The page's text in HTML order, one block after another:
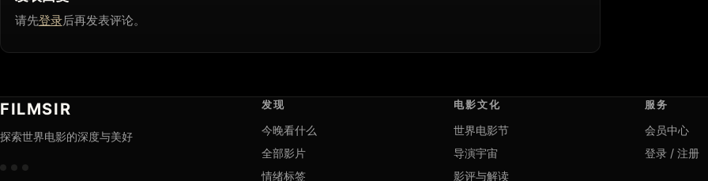
请先登录后再发表评论。
FILMSIR
探索世界电影的深度与美好
发现
今晚看什么
全部影片
情绪标签
电影文化
世界电影节
导演宇宙
影评与解读
服务
会员中心
登录 / 注册